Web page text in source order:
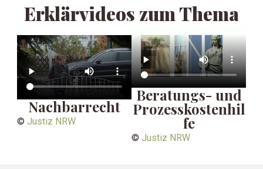
Erklärvideos zum Thema
Nachbarrecht
© Justiz NRW
Beratungs- und
Prozesskostenhil
fe
© Justiz NRW